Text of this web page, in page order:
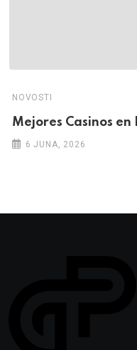
NOVOSTI
Mejores Casinos en
6 JUNA, 2026